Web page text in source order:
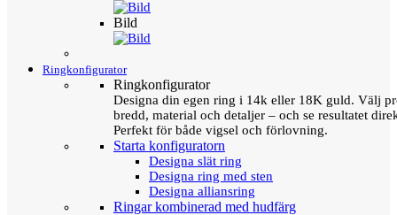
Bild
Ringkonfigurator
Ringkonfigurator
Designa din egen ring i 14k eller 18K guld. Välj
bredd, material och detaljer – och se resultatet
Perfekt för både vigsel och förlovning.
Starta konfiguratorn
Designa slät ring
Designa ring med sten
Designa alliansring
Ringar kombinerad med hudfärg